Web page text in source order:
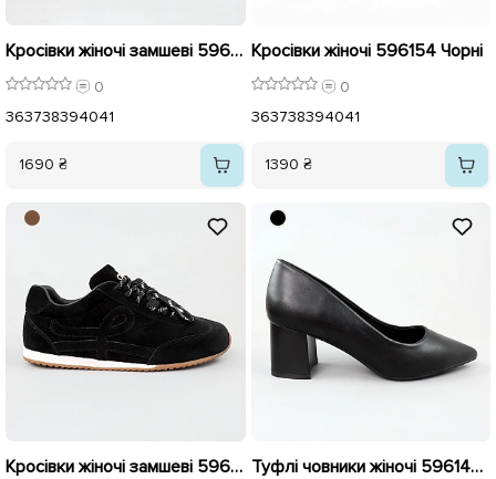
Кросівки жіночі замшеві 596122 Коричневі
0
363738394041
1690 ₴
Кросівки жіночі 596154 Чорні
0
363738394041
1390 ₴
Кросівки жіночі замшеві 596120 Чорні Туфлі човники жіночі 596145 Чорні